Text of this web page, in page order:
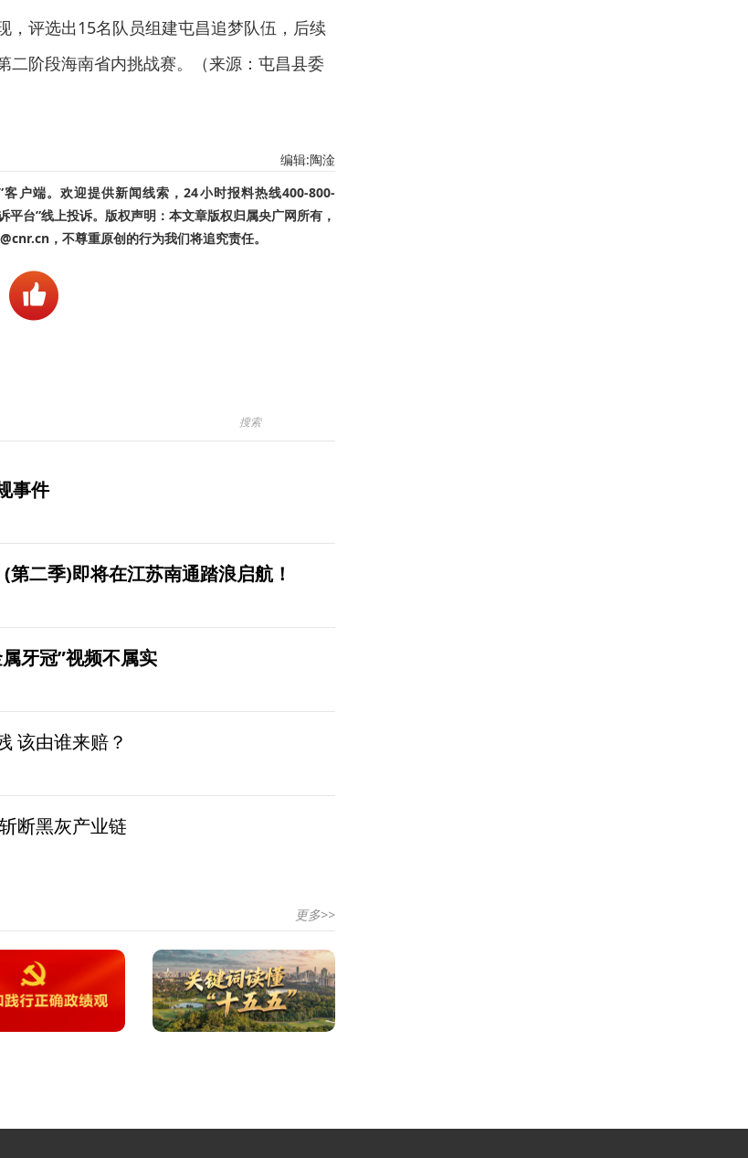
，评选出15名队员组建屯昌追梦队伍，后续
二阶段海南省内挑战赛。（来源：屯昌县委
编辑:陶淦
户端。欢迎提供新闻线索，24小时报料热线400-800-
台”线上投诉。版权声明：本文章版权归属央广网所有，
，不尊重原创的行为我们将追究责任。
事件
二季)即将在江苏南通踏浪启航！
牙冠”视频不属实
该由谁来赔？
断黑灰产业链
更多>>